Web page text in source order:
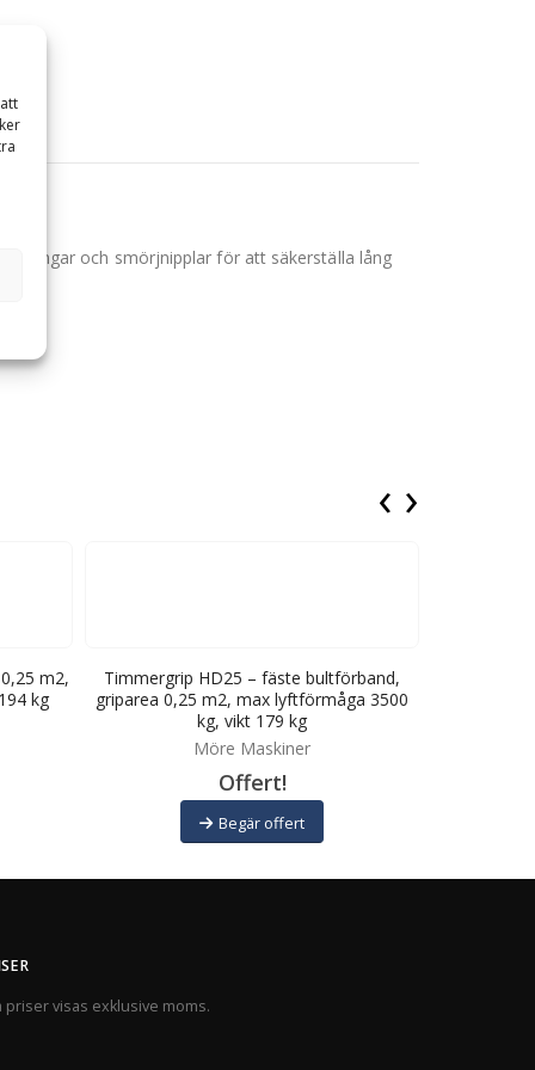
och smörjnipplar för att säkerställa lång
m2,
kg
Timmergrip HD25 – fäste bultförband,
griparea 0,25 m2, max lyftförmåga 3500
kg, vikt 179 kg
Möre Maskiner
Offert!
Begär offert
‹ ›
priser visas exklusive moms.